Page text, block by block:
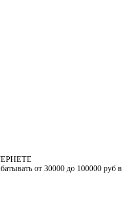
от 30000 до 100000